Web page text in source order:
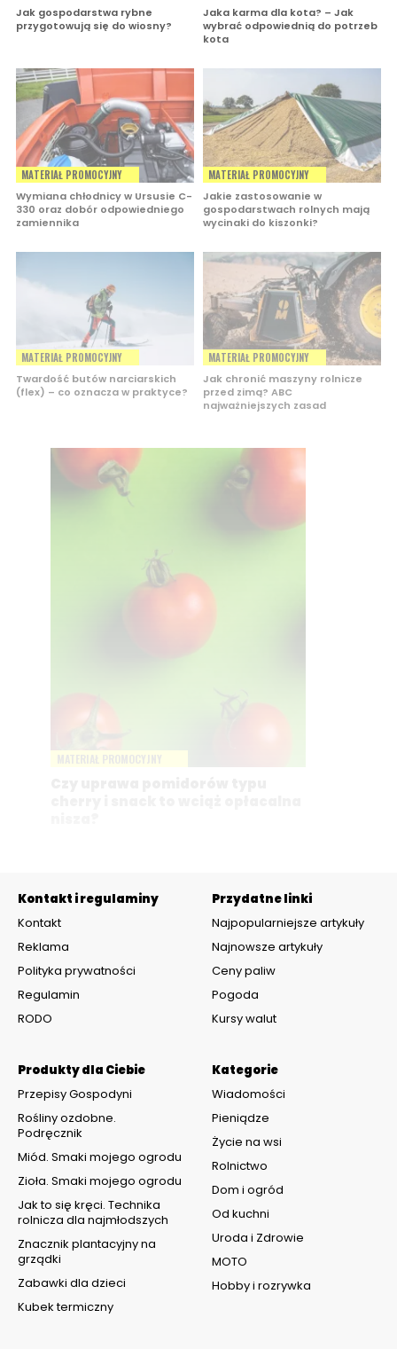
Jak gospodarstwa rybne
przygotowują się do wiosny?
Jaka karma dla kota? – Jak
wybrać odpowiednią do potrzeb
kota
MATERIAŁ PROMOCYJNY
Wymiana chłodnicy w Ursusie C-
330 oraz dobór odpowiedniego
zamiennika
MATERIAŁ PROMOCYJNY
Jakie zastosowanie w
gospodarstwach rolnych mają
wycinaki do kiszonki?
MATERIAŁ PROMOCYJNY
Twardość butów narciarskich
(flex) – co oznacza w praktyce?
MATERIAŁ PROMOCYJNY
Jak chronić maszyny rolnicze
przed zimą? ABC
najważniejszych zasad
Kontakt i regulaminy
Kontakt
Reklama
Polityka prywatności
Regulamin
RODO
Kategorie
Wiadomości
Pieniądze
Życie na wsi
Rolnictwo
Dom i ogród
Od kuchni
Uroda i Zdrowie
MOTO
Hobby i rozrywka
Produkty dla Ciebie
Przepisy Gospodyni
Rośliny ozdobne.
Podręcznik
Miód. Smaki mojego ogrodu
Zioła. Smaki mojego ogrodu
Jak to się kręci. Technika
rolnicza dla najmłodszych
Znacznik plantacyjny na
grządki
Zabawki dla dzieci
Kubek termiczny
Przydatne linki
Najpopularniejsze artykuły
Najnowsze artykuły
Ceny paliw
Pogoda
Kursy walut